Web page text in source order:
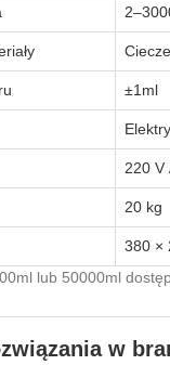
±1ml
220 V
20 kg
380 ×
lub 50000ml
w